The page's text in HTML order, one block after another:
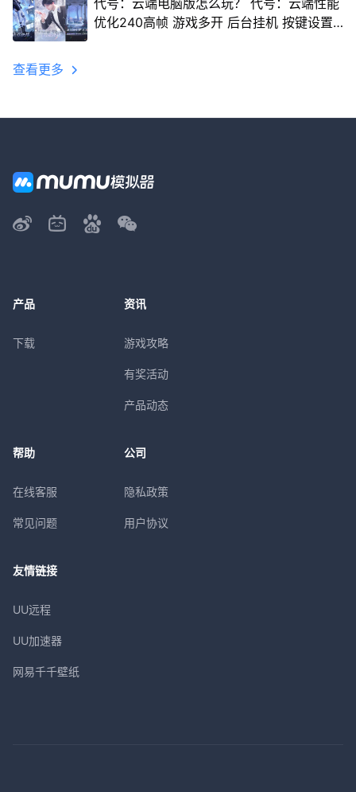
代号：云端电脑版怎么玩？ 代号：云端性能
优化240高帧 游戏多开 后台挂机 按键设置
查看更多
产品
下载
资讯
游戏攻略
有奖活动
产品动态
帮助
在线客服
常见问题
公司
隐私政策
用户协议
友情链接
UU远程
UU加速器
网易千千壁纸